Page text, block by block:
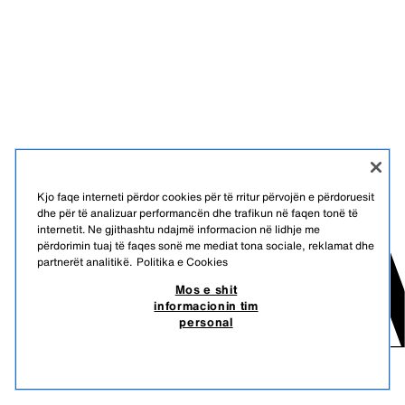
Kjo faqe interneti përdor cookies për të rritur përvojën e përdoruesit
dhe për të analizuar performancën dhe trafikun në faqen tonë të
internetit. Ne gjithashtu ndajmë informacion në lidhje me
përdorimin tuaj të faqes sonë me mediat tona sociale, reklamat dhe
partnerët analitikë. Politika e Cookies
Mos e shit
informacionin tim
personal